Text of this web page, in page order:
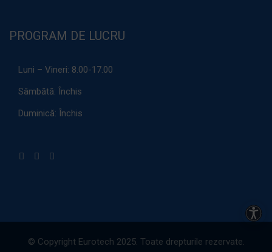
PROGRAM DE LUCRU
Luni – Vineri: 8.00-17.00
Sâmbătă: Închis
Duminică: Închis
© Copyright Eurotech 2025. Toate drepturile rezervate.